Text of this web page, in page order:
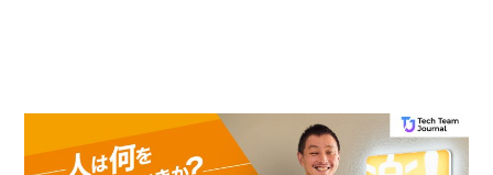
インタビュー